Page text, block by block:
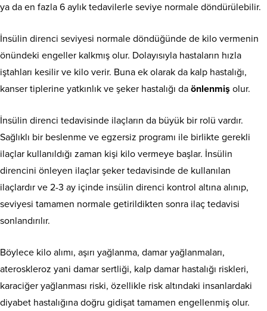
ya da en fazla 6 aylık tedavilerle seviye normale döndürülebilir.
İnsülin direnci seviyesi normale döndüğünde de kilo vermenin
önündeki engeller kalkmış olur. Dolayısıyla hastaların hızla
iştahları kesilir ve kilo verir. Buna ek olarak da kalp hastalığı,
kanser tiplerine yatkınlık ve şeker hastalığı da önlenmiş olur.
İnsülin direnci tedavisinde ilaçların da büyük bir rolü vardır.
Sağlıklı bir beslenme ve egzersiz programı ile birlikte gerekli
ilaçlar kullanıldığı zaman kişi kilo vermeye başlar. İnsülin
direncini önleyen ilaçlar şeker tedavisinde de kullanılan
ilaçlardır ve 2-3 ay içinde insülin direnci kontrol altına alınıp,
seviyesi tamamen normale getirildikten sonra ilaç tedavisi
sonlandırılır.
Böylece kilo alımı, aşırı yağlanma, damar yağlanmaları,
ateroskleroz yani damar sertliği, kalp damar hastalığı riskleri,
karaciğer yağlanması riski, özellikle risk altındaki insanlardaki
diyabet hastalığına doğru gidişat tamamen engellenmiş olur.